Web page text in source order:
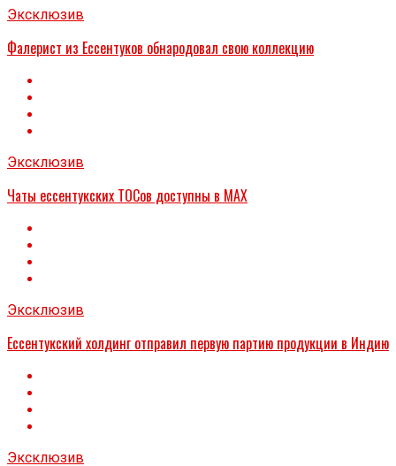
Эксклюзив
Фалерист из Ессентуков обнародовал свою коллекцию
Эксклюзив
Чаты ессентукских ТОСов доступны в МАХ
Эксклюзив
Ессентукский холдинг отправил первую партию продукции в Индию
Эксклюзив